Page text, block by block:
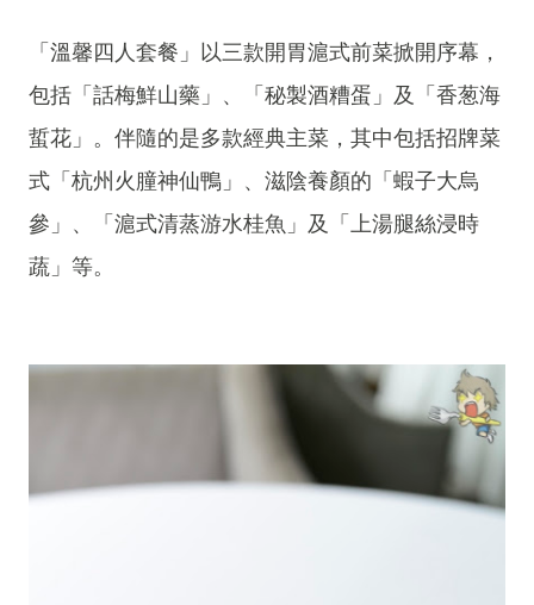
「溫馨四人套餐」以三款開胃滬式前菜掀開序幕，
包括「話梅鮮山藥」、「秘製酒糟蛋」及「香葱海
蜇花」。伴隨的是多款經典主菜，其中包括招牌菜
式「杭州火朣神仙鴨」、滋陰養顏的「蝦子大烏
參」、「滬式清蒸游水桂魚」及「上湯腿絲浸時
蔬」等。